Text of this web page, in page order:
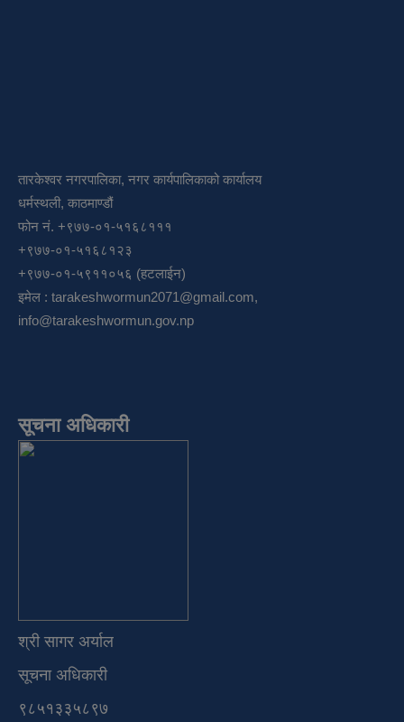
तारकेश्वर नगरपालिका, नगर कार्यपालिकाको कार्यालय
धर्मस्थली, काठमाण्डौं
फोन नं. +९७७-०१-५१६८१११
+९७७-०१-५१६८१२३
+९७७-०१-५९११०५६ (हटलाईन)
इमेल : tarakeshwormun2071@gmail.com,
info@tarakeshwormun.gov.np
सूचना अधिकारी
श्री सागर अर्याल
सूचना अधिकारी
९८५१३३५८९७